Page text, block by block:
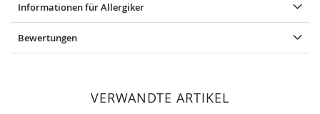
Informationen für Allergiker
Bewertungen
VERWANDTE ARTIKEL